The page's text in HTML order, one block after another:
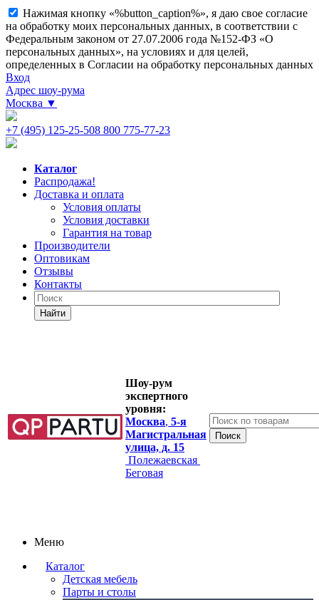
Нажимая кнопку «%button_caption%», я даю свое согласие
на обработку моих персональных данных, в соответствии с
Федеральным законом от 27.07.2006 года №152-ФЗ «О
персональных данных», на условиях и для целей,
определенных в Согласии на обработку персональных данных
Вход
Адрес шоу-рума
Москва ▼
+7 (495) 125-25-508 800 775-77-23
Каталог
Распродажа!
Доставка и оплата
Условия оплаты
Условия доставки
Гарантия на товар
Производители
Оптовикам
Отзывы
Контакты
Найти
Шоу-рум
экспертного
уровня:
Москва, 5-я
Магистральная
улица, д. 15
Полежаевская
Беговая
Меню
Каталог
Детская мебель
Парты и столы